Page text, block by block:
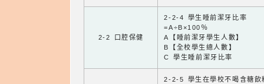
2-2 口腔保健
2-2-4 學生睡前潔牙比率
=A÷B×100％
A【睡前潔牙學生人數】
B【全校學生總人數】
C 學生睡前潔牙比率
2-2-5 學生在學校不喝含糖飲